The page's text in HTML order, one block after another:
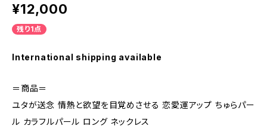
¥12,000
残り1点
International shipping available
＝商品＝
ユタが送念 情熱と欲望を目覚めさせる 恋愛運アップ ちゅらパー
ル カラフルパール ロング ネックレス